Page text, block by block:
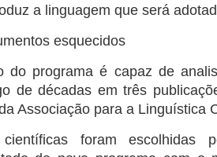
a linguagem que será
esquecidos
do programa é capaz de
de décadas em três
Associação para a Linguística
foram escolhidas